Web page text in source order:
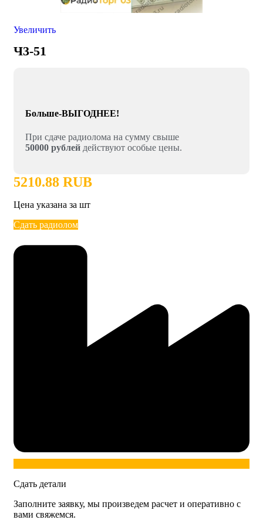
Увеличить
Ч3-51
Больше-ВЫГОДНЕЕ!
При сдаче радиолома на сумму свыше
50000 рублей действуют особые цены.
5210.88 RUB
Цена указана за шт
Сдать радиолом
Сдать детали
Заполните заявку, мы произведем расчет и оперативно с
вами свяжемся.